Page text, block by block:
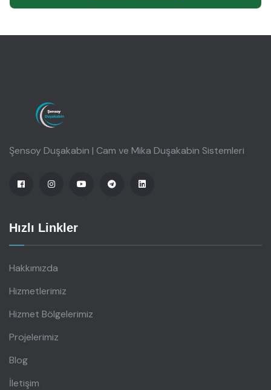
Şensoy Duşakabin | Cam ve Mika Duşakabin Sistemleri
Hızlı Linkler
Hakkımızda
Hizmetlerimiz
Hizmet Bölgelerimiz
Projelerimiz
Blog
İletişim